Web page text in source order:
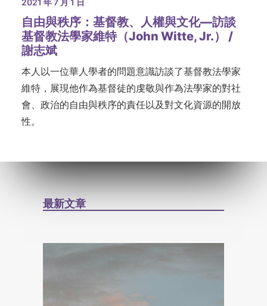
自由與秩序：基督教、人權與文化—訪談
基督教法學家維特（John Witte, Jr.） /
謝志斌
本人以一位華人學者的問題意識訪談了基督教法學家
維特，展現他作為基督徒的虔敬與作為法學家的對社
會、政治的自由與秩序的責任以及對文化資源的開放
性。
最新文章